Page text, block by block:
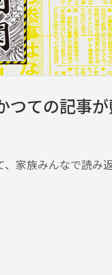
つての記事が
家族みんなで読み